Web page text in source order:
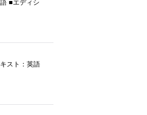
■エディシ
スト：英語